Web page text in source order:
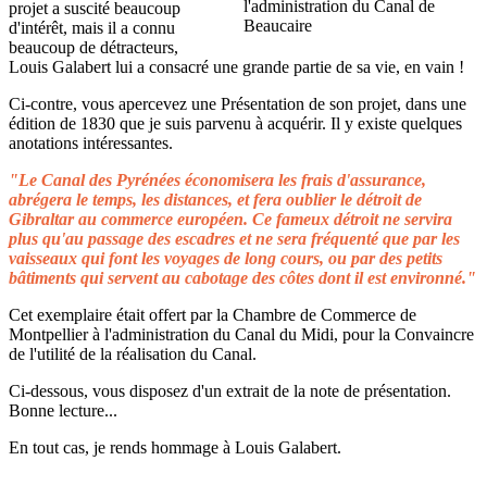
projet a suscité beaucoup
d'intérêt, mais il a connu
beaucoup de détracteurs,
Louis Galabert lui a consacré une grande partie de sa vie, en vain !
Ci-contre, vous apercevez une Présentation de son projet, dans une
édition de 1830 que je suis parvenu à acquérir. Il y existe quelques
anotations intéressantes.
"Le Canal des Pyrénées économisera les frais d'assurance,
abrégera le temps, les distances, et fera oublier le détroit de
Gibraltar au commerce européen. Ce fameux détroit ne servira
plus qu'au passage des escadres et ne sera fréquenté que par les
vaisseaux qui font les voyages de long cours, ou par des petits
bâtiments qui servent au cabotage des côtes dont il est environné."
Cet exemplaire était offert par la Chambre de Commerce de
Montpellier à l'administration du Canal du Midi, pour la Convaincre
de l'utilité de la réalisation du Canal.
Ci-dessous, vous disposez d'un extrait de la note de présentation.
Bonne lecture...
En tout cas, je rends hommage à Louis Galabert.